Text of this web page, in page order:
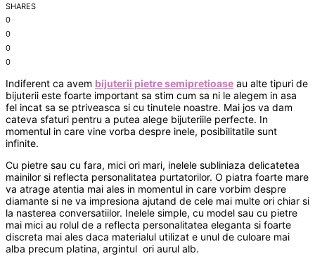
SHARES
0
0
0
0
Indiferent ca avem bijuterii pietre semipretioase au alte tipuri de
bijuterii este foarte important sa stim cum sa ni le alegem in asa
fel incat sa se ptriveasca si cu tinutele noastre. Mai jos va dam
cateva sfaturi pentru a putea alege bijuteriile perfecte. In
momentul in care vine vorba despre inele, posibilitatile sunt
infinite.
Cu pietre sau cu fara, mici ori mari, inelele subliniaza delicatetea
mainilor si reflecta personalitatea purtatorilor. O piatra foarte mare
va atrage atentia mai ales in momentul in care vorbim despre
diamante si ne va impresiona ajutand de cele mai multe ori chiar si
la nasterea conversatiilor. Inelele simple, cu model sau cu pietre
mai mici au rolul de a reflecta personalitatea eleganta si foarte
discreta mai ales daca materialul utilizat e unul de culoare mai
alba precum platina, argintul ori aurul alb.